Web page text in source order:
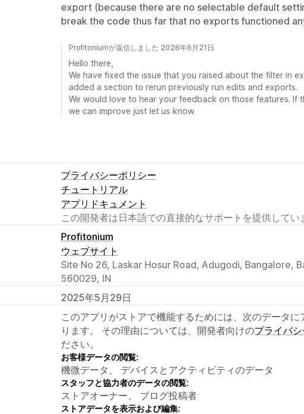
export (because there are no selectable default
break the code thus far that no exports functioned
Profitoniumが返信しました 2026年6月21日
Hello there,
We have fixed the issue that you raised about the filter in
added a section to rerun previously run edits and exports.
We would love to hear your feedback on those features. If
we can improve just let us know.
プライバシーポリシー
チュートリアル
アプリドキュメント
この開発者は日本語での直接的なサポートを提供してい
Profitonium
ウェブサイト
Site No 26, Laskar Hosur Road, Adugodi, Bangalore,
560029, IN
2025年5月29日
このアプリがストアで機能するためには、次のデータに
ります。 その理由については、開発者向けのプライバ
ださい。
お客様データの閲覧:
機微データ、 デバイスとアクティビティのデータ
スタッフと協力者のデータの閲覧:
ストアオーナー、 ブログ投稿者
ストアデータを表示および編集: